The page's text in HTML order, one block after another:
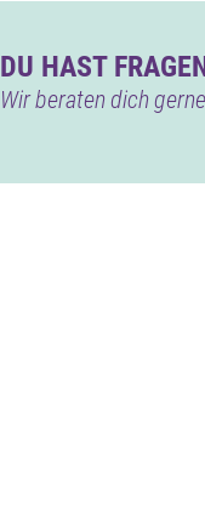
DU HAST
Wir beraten dich